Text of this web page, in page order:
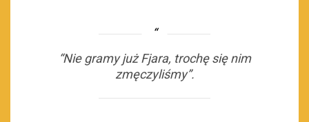
“Nie gramy już Fjara, trochę się nim
zmęczyliśmy”.